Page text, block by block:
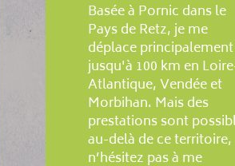
Basée à Pornic dans le
Pays de Retz, je me
déplace principalement
jusqu'à 100 km en
Atlantique, Vendée et
Morbihan. Mais des
prestations sont
au-delà de ce territoire,
n’hésitez pas à me